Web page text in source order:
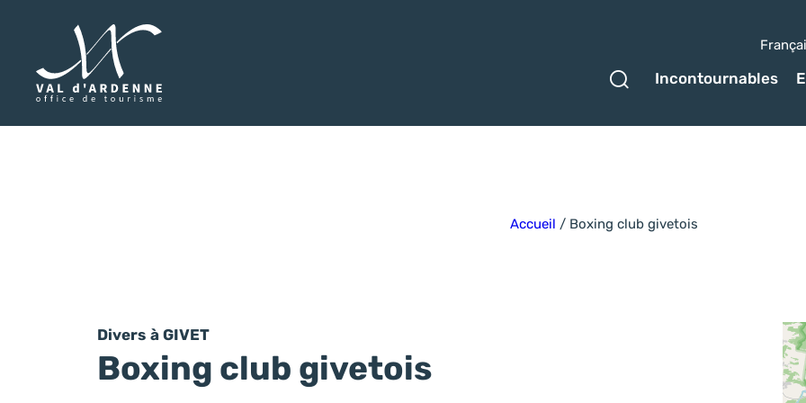
Ouvrir le formulaire
Incontournables
Accueil / Boxing club givetois
Divers à GIVET
Boxing club givetois